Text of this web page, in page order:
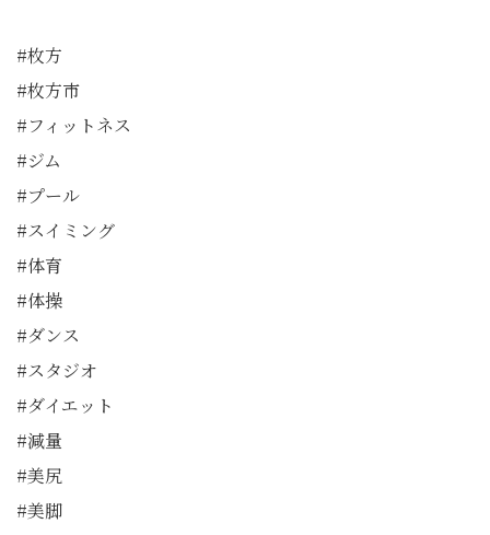
#枚方
#枚方市
#フィットネス
#ジム
#プール
#スイミング
#体育
#体操
#ダンス
#スタジオ
#ダイエット
#減量
#美尻
#美脚